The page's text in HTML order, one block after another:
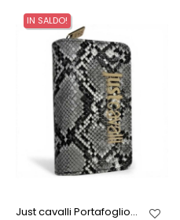
IN SALDO!
Just cavalli Portafoglio...